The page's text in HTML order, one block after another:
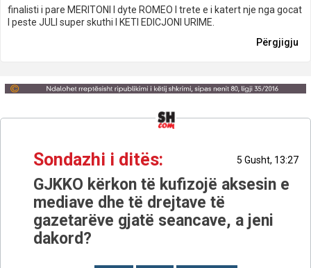
finalisti i pare MERITONI I dyte ROMEO I trete e i katert nje nga gocat
I peste JULI super skuthi I KETI EDICJONI URIME.
Përgjigju
Sondazhi i ditës: 5 Gusht, 13:27
GJKKO kërkon të kufizojë aksesin e
mediave dhe të drejtave të
gazetarëve gjatë seancave, a jeni
dakord?